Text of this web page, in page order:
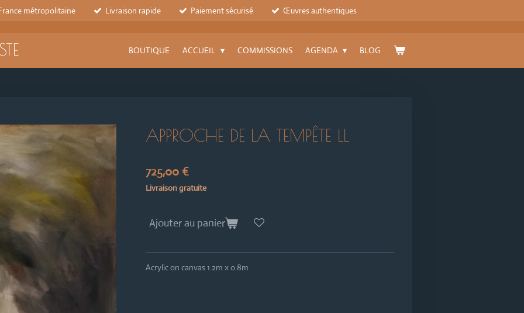
métropolitaine Livraison rapide Paiement sécurisé Œuvres authentiques
BOUTIQUE ACCUEIL COMMISSIONS AGENDA BLOG
APPROCHE DE LA TEMPÊTE LL
725,00 €
Livraison gratuite
Ajouter au panier
Acrylic on canvas 1.2m x 0.8m